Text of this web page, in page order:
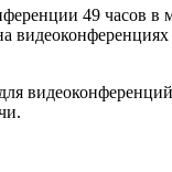
49 часов